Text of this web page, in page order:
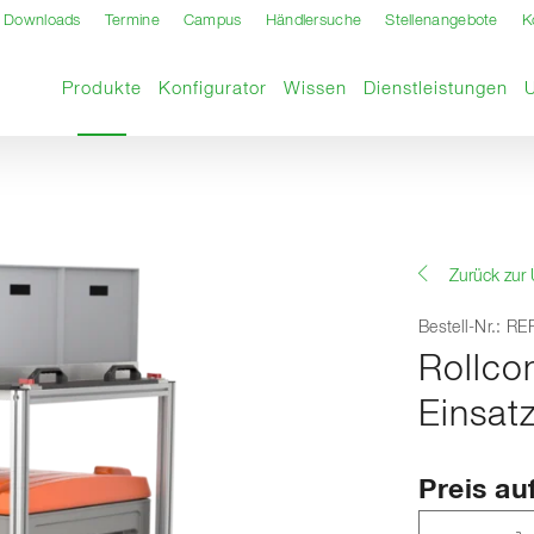
Downloads Termine Campus Händlersuche Stellenangebote
Produkte Aktuelle Seite
Konfigurator Wissen Dienstleistungen
Zurück zur
Bestell-Nr.:
Preis